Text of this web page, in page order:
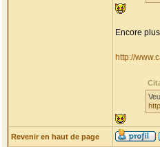
Encore
http://
Revenir en haut de page